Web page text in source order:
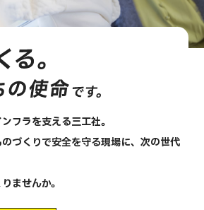
フラを支える三工社。
づくりで安全を守る現場に、次の世代
ませんか。